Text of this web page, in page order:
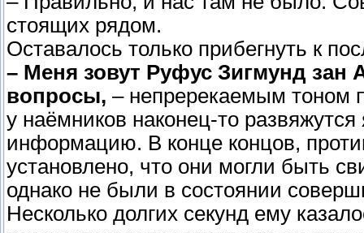
стоящих рядом.
Оставалось только прибегнуть к
– Меня зовут Руфус Зигмунд зан
вопросы, – непререкаемым тоном
у наёмников наконец-то
информацию. В конце концов,
установлено, что они могли быть
однако не были в состоянии
Несколько долгих секунд ему